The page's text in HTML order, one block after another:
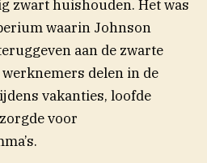
zwart huishouden. Het was
waarin Johnson
aan de zwarte
delen in de
vakanties, loofde
voor